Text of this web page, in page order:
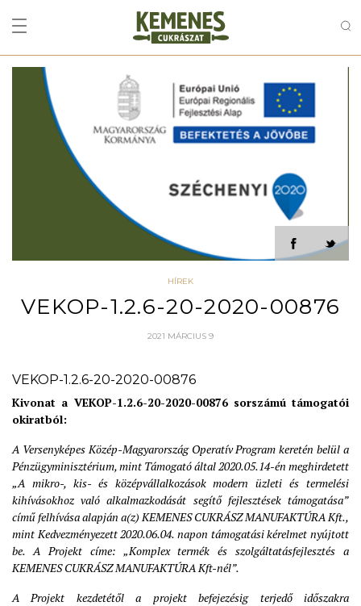
HÍREK
VEKOP-1.2.6-20-2020-00876
2021 MÁRCIUS 9
VEKOP-1.2.6-20-2020-00876
Kivonat a VEKOP-1.2.6-20-2020-00876 sorszámú támogatói
okiratból:
A Versenyképes Közép-Magyarország Operatív Program keretén belül a
Pénzügyminisztérium, mint Támogató által 2020.05.14-én meghirdetett
„A mikro-, kis- és középvállalkozások modern üzleti és termelési
kihívásokhoz való alkalmazkodását segítő fejlesztések támogatása”
című felhívása alapján a(z) KEMENES CUKRÁSZ MANUFAKTÚRA Kft.,
mint Kedvezményezett 2020.06.04. napon támogatási kérelmet nyújtott
be. A Projekt címe: „Komplex termék és szolgáltatásfejlesztés a
KEMENES CUKRÁSZ MANUFAKTÚRA Kft-nél”.
A Projekt kezdetétől a projekt befejezésig terjedő időszakra